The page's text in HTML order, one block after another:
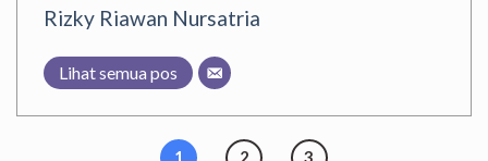
Rizky Riawan Nursatria
Lihat semua pos
1 2 3